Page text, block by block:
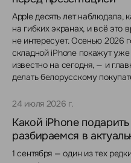
Apple десять лет наблюдала,
на гибких экранах, и всё это
не интересует. Осенью 2026
складной iPhone покажут
известно на сегодня, — и
делать белорусскому
24 июля 2026 г.
Какой iPhone подарить
разбираемся в
1 сентября — один из тех